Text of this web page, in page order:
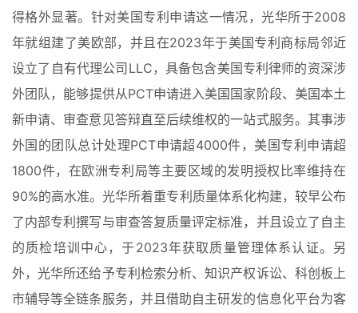
得格外显著。针对美国专利申请这一情况，光华所于2008
年就组建了美欧部，并且在2023年于美国专利商标局邻近
设立了自有代理公司LLC，具备包含美国专利律师的资深涉
外团队，能够提供从PCT申请进入美国国家阶段、美国本土
新申请、审查意见答辩直至后续维权的一站式服务。其事涉
外国的团队总计处理PCT申请超4000件，美国专利申请超
1800件，在欧洲专利局等主要区域的发明授权比率维持在
90%的高水准。光华所着重专利质量体系化构建，较早公布
了内部专利撰写与审查答复质量评定标准，并且设立了自主
的质检培训中心，于2023年获取质量管理体系认证。另
外，光华所还给予专利检索分析、知识产权诉讼、科创板上
市辅导等全链条服务，并且借助自主研发的信息化平台为客